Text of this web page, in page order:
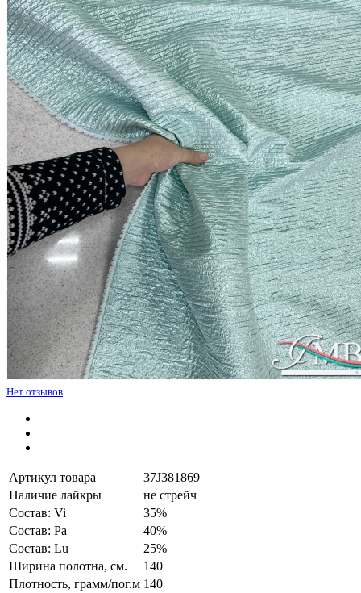
Нет отзывов
Артикул товара
37J381869
Наличие лайкры
не стрейч
Состав: Vi
35%
Состав: Pa
40%
Состав: Lu
25%
Ширина полотна, см.
140
Плотность, грамм/пог.м 140